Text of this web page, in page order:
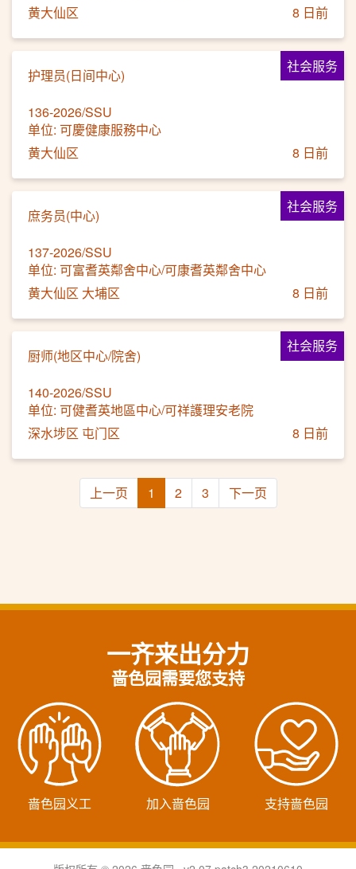
黄大仙区
8 日前
社会服务
护理员(日间中心)
136-2026/SSU
单位: 可慶健康服務中心
黄大仙区
8 日前
社会服务
庶务员(中心)
137-2026/SSU
单位: 可富耆英鄰舍中心/可康耆英鄰舍中心
黄大仙区 大埔区
8 日前
社会服务
厨师(地区中心/院舍)
140-2026/SSU
单位: 可健耆英地區中心/可祥護理安老院
深水埗区 屯门区
8 日前
上一页 1 2 3 下一页
一齐来出分力
啬色园需要您支持
啬色园义工 加入啬色园 支持啬色园